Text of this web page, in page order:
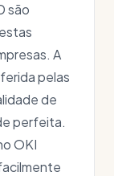
são
A
pelas
de
perfeita.
OKI